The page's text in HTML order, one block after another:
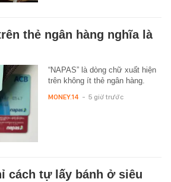
thẻ ngân hàng nghĩa là
“NAPAS” là dòng chữ xuất hiện
trên không ít thẻ ngân hàng.
MONEY.14 - 5 giờ trước
cách tự lấy bánh ở siêu